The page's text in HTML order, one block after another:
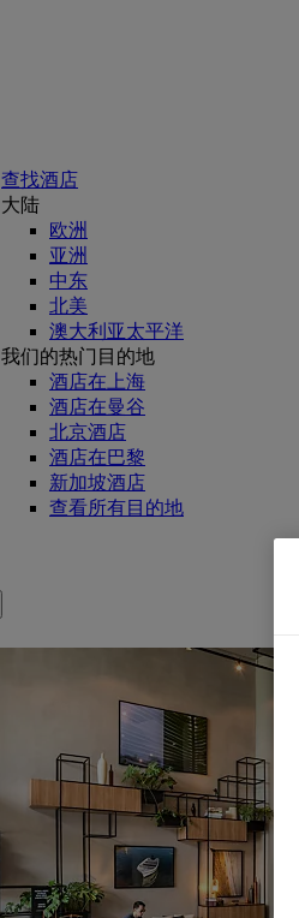
查找酒店
大陆
欧洲
亚洲
中东
北美
澳大利亚太平洋
我们的热门目的地
酒店在上海
酒店在曼谷
北京酒店
酒店在巴黎
新加坡酒店
查看所有目的地